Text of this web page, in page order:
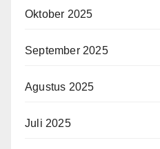
Oktober 2025
September 2025
Agustus 2025
Juli 2025